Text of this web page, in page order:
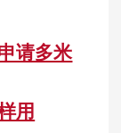
请多米
用